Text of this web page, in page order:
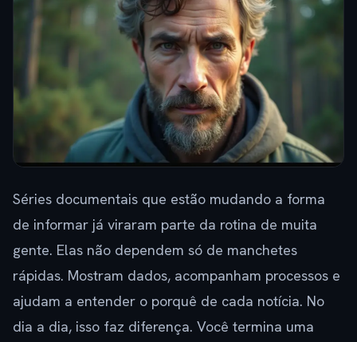
Séries documentais que estão mudando a forma
de informar já viraram parte da rotina de muita
gente. Elas não dependem só de manchetes
rápidas. Mostram dados, acompanham processos e
ajudam a entender o porquê de cada notícia. No
dia a dia, isso faz diferença. Você termina uma